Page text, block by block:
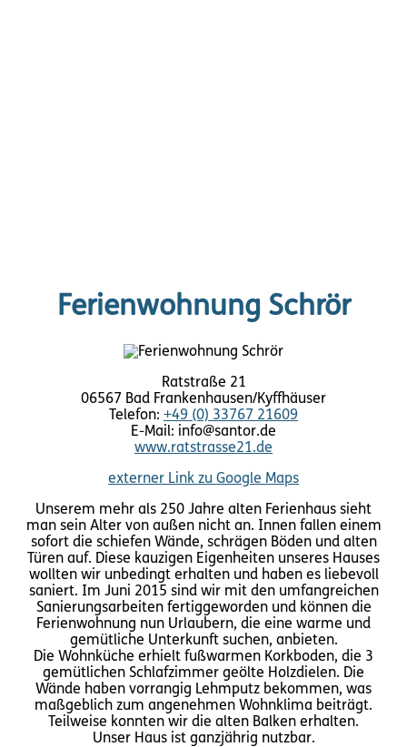
Ferienwohnung Schrör
Ratstraße 21
06567 Bad Frankenhausen/Kyffhäuser
Telefon: +49 (0) 33767 21609
E-Mail: info@santor.de
www.ratstrasse21.de
externer Link zu Google Maps
Unserem mehr als 250 Jahre alten Ferienhaus sieht
man sein Alter von außen nicht an. Innen fallen einem
sofort die schiefen Wände, schrägen Böden und alten
Türen auf. Diese kauzigen Eigenheiten unseres Hauses
wollten wir unbedingt erhalten und haben es liebevoll
saniert. Im Juni 2015 sind wir mit den umfangreichen
Sanierungsarbeiten fertiggeworden und können die
Ferienwohnung nun Urlaubern, die eine warme und
gemütliche Unterkunft suchen, anbieten.
Die Wohnküche erhielt fußwarmen Korkboden, die 3
gemütlichen Schlafzimmer geölte Holzdielen. Die
Wände haben vorrangig Lehmputz bekommen, was
maßgeblich zum angenehmen Wohnklima beiträgt.
Teilweise konnten wir die alten Balken erhalten.
Unser Haus ist ganzjährig nutzbar.